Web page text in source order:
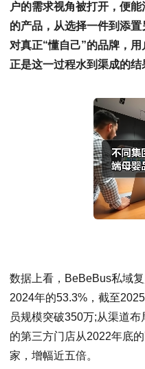
户的需求视角被打开，便
的产品，从选择一件到添
对真正“懂自己”的品牌，
正是这一过程水到渠成的结
数据上看，BeBeBus私域
2024年的53.3%，截至
员规模突破350万;从渠道
的第三方门店从2022年底
家，增幅近五倍。